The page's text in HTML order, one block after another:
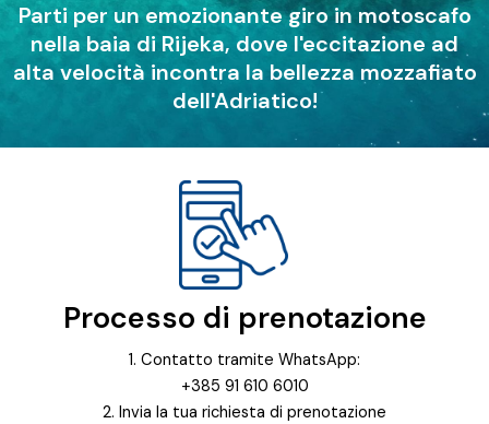
Parti per un emozionante giro in motoscafo
nella baia di Rijeka, dove l'eccitazione ad
alta velocità incontra la bellezza mozzafiato
dell'Adriatico!
Processo di prenotazione
1. Contatto tramite WhatsApp:
+385 91 610 6010
2. Invia la tua richiesta di prenotazione